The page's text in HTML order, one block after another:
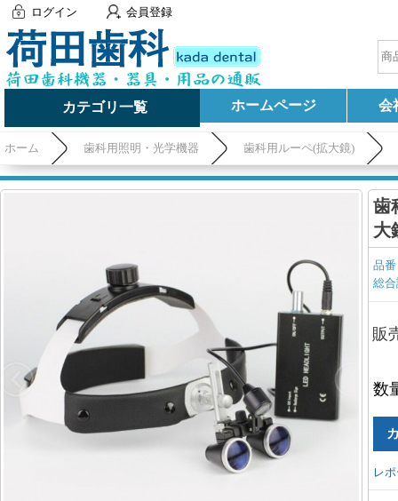
ログイン 会員登録
カテゴリ一覧 ホームページ 会
ホーム 歯科用照明・光学機器 歯科用ルーペ(拡大鏡)
歯
大
品
総
販
数
レ